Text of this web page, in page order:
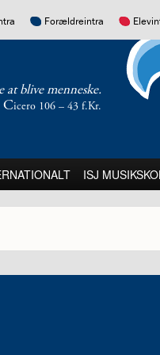
14.0:
15.0:
Forældreintra
at blive menneske.
Cicero 106 – 43 f.Kr.
23.0:
ISJ